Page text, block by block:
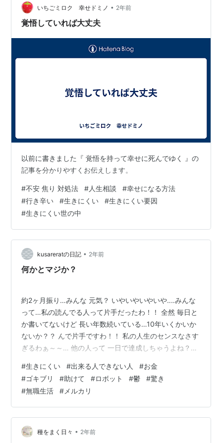
なく体にも染み付いてしまっている。怖かったり嫌だっ
たりして体が硬直したり息が詰まったりす…
いちごミロク 幸せドミノ • 2年前
覚悟していれば大丈夫
以前に書きました『 覚悟を持って幸せに死んでゆく 』の
記事を分かりやすくお伝えします。
#不安 焦り 対処法 #人生相談 #幸せになる方法
#行き辛い #生きにくい #生きにくい要因
#生きにくい世の中
kusareratの日記 • 2年前
何かとマジか？
約2ヶ月振り…みんな 元気？ いやいやいやいや‥‥みんな
って…私の読んでる人って片手だったわ！！ 全然 毎日と
か書いてないけど 長い年数続いている…10年いくかいか
ないか？？ んで片手ですわ！！ 私の人生のセンスなさす
ぎるわぁ～～… 他の人って 一日で達成しちゃうよね？？
たけど… 何やっても上手くこなしてしまう女性の芸能人
がいて その人が 「メルカリ」で1600万円稼いでいたら
しい… うそだろぉ…ってかさぁ～～～～～～ なんで何で
も出来る人は全てを持っているの？？ 出来ない人はマジ
で全部だめだよね…何やらせても… 神様？？ ひどくな
い？？…
#生きにくい #出来る人できない人 #お金
#ゴキブリ #助けて #ロボット #鬱 #驚き
#無職生活 # メルカリ
種をまく日々 • 2年前